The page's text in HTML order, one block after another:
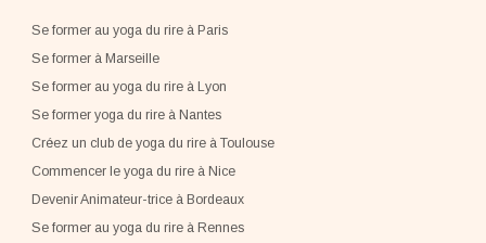
Se former au yoga du rire à Paris
Se former à Marseille
Se former au yoga du rire à Lyon
Se former yoga du rire à Nantes
Créez un club de yoga du rire à Toulouse
Commencer le yoga du rire à Nice
Devenir Animateur-trice à Bordeaux
Se former au yoga du rire à Rennes